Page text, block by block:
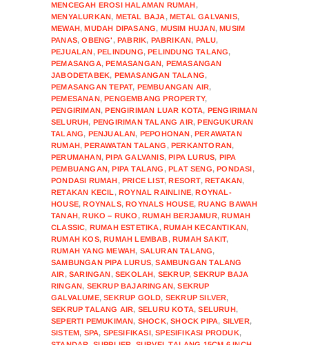
MENCEGAH EROSI HALAMAN RUMAH,
MENYALURKAN, METAL BAJA,METAL GALVANIS,
MEWAH,MUDAH DIPASANG, MUSIM HUJAN,MUSIM
PANAS,OBENG' ,PABRIK, PABRIKAN, PALU,
PEJUALAN,PELINDUNG,PELINDUNG TALANG,
PEMASANGA,PEMASANGAN, PEMASANGAN
JABODETABEK, PEMASANGAN TALANG,
PEMASANGAN TEPAT, PEMBUANGAN AIR,
PEMESANAN,PENGEMBANG PROPERTY,
PENGIRIMAN,PENGIRIMAN LUAR KOTA, PENGIRIMAN
SELURUH, PENGIRIMAN TALANG AIR,PENGUKURAN
TALANG, PENJUALAN, PEPOHONAN,PERAWATAN
RUMAH,PERAWATAN TALANG ,PERKANTORAN,
PERUMAHAN,PIPA GALVANIS,PIPA LURUS, PIPA
PEMBUANGAN,PIPA TALANG ,PLAT SENG,PONDASI,
PONDASI RUMAH,PRICE LIST,RESORT,RETAKAN,
RETAKAN KECIL ,ROYNAL RAINLINE,ROYNAL-
HOUSE,ROYNALS,ROYNALS HOUSE,RUANG BAWAH
TANAH,RUKO – RUKO ,RUMAH BERJAMUR,RUMAH
CLASSIC, RUMAH ESTETIKA,RUMAH KECANTIKAN,
RUMAH KOS,RUMAH LEMBAB,RUMAH SAKIT,
RUMAH YANG MEWAH, SALURAN TALANG,
SAMBUNGAN PIPA LURUS,SAMBUNGAN TALANG
AIR,SARINGAN,SEKOLAH, SEKRUP,SEKRUP BAJA
RINGAN, SEKRUP BAJARINGAN,SEKRUP
GALVALUME,SEKRUP GOLD, SEKRUP SILVER,
SEKRUP TALANG AIR, SELURU KOTA,SELURUH,
SEPERTI PEMUKIMAN, SHOCK,SHOCK PIPA, SILVER,
SISTEM, SPA, SPESIFIKASI,SPESIFIKASI PRODUK,